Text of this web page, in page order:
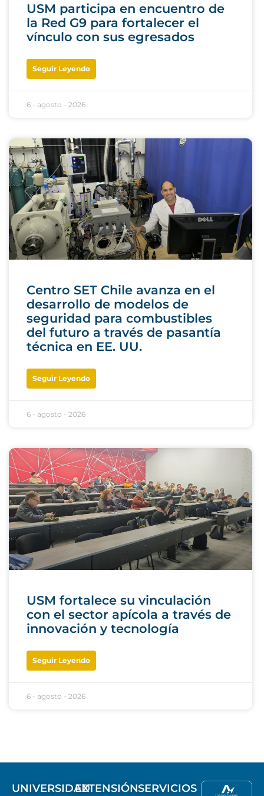
USM participa en encuentro de
la Red G9 para fortalecer el
vínculo con sus egresados
Seguir Leyendo
6 - agosto - 2026
Centro SET Chile avanza en el
desarrollo de modelos de
seguridad para combustibles
del futuro a través de pasantía
técnica en EE. UU.
Seguir Leyendo
6 - agosto - 2026
USM fortalece su vinculación
con el sector apícola a través de
innovación y tecnología
Seguir Leyendo
6 - agosto - 2026
UNIVERSIDADEXTENSIÓNSERVICIOS